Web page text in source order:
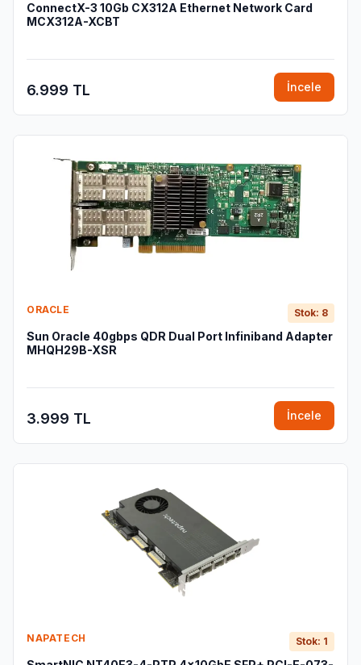
ConnectX-3 10Gb CX312A Ethernet Network Card
MCX312A-XCBT
6.999 TL İncele
ORACLE Stok: 8
Sun Oracle 40gbps QDR Dual Port Infiniband Adapter
MHQH29B-XSR
3.999 TL İncele
NAPATECH Stok: 1